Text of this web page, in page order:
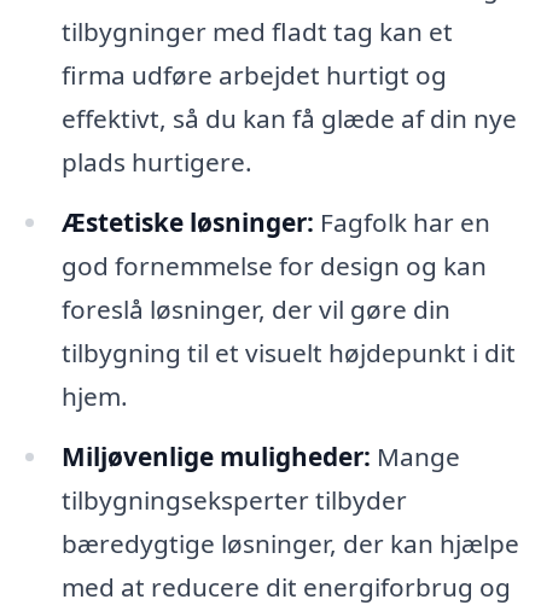
tilbygninger med fladt tag kan et
firma udføre arbejdet hurtigt og
effektivt, så du kan få glæde af din nye
plads hurtigere.
Æstetiske løsninger: Fagfolk har en
god fornemmelse for design og kan
foreslå løsninger, der vil gøre din
tilbygning til et visuelt højdepunkt i dit
hjem.
Miljøvenlige muligheder: Mange
tilbygningseksperter tilbyder
bæredygtige løsninger, der kan hjælpe
med at reducere dit energiforbrug og